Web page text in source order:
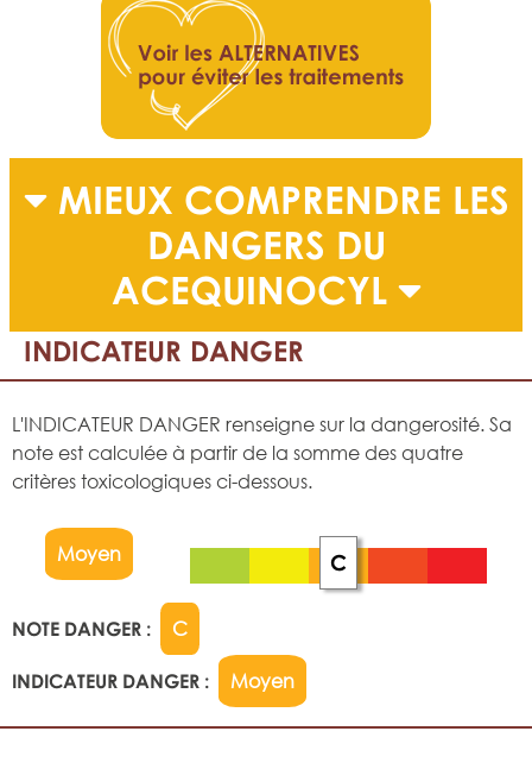
MIEUX COMPRENDRE LES
DANGERS DU
ACEQUINOCYL
INDICATEUR DANGER
L'INDICATEUR DANGER renseigne sur la dangerosité. Sa
note est calculée à partir de la somme des quatre
critères toxicologiques ci-dessous.
Moyen C
NOTE DANGER : C
INDICATEUR DANGER : Moyen